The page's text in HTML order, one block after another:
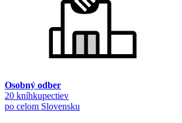
Osobný odber
20 kníhkupectiev
po celom Slovensku